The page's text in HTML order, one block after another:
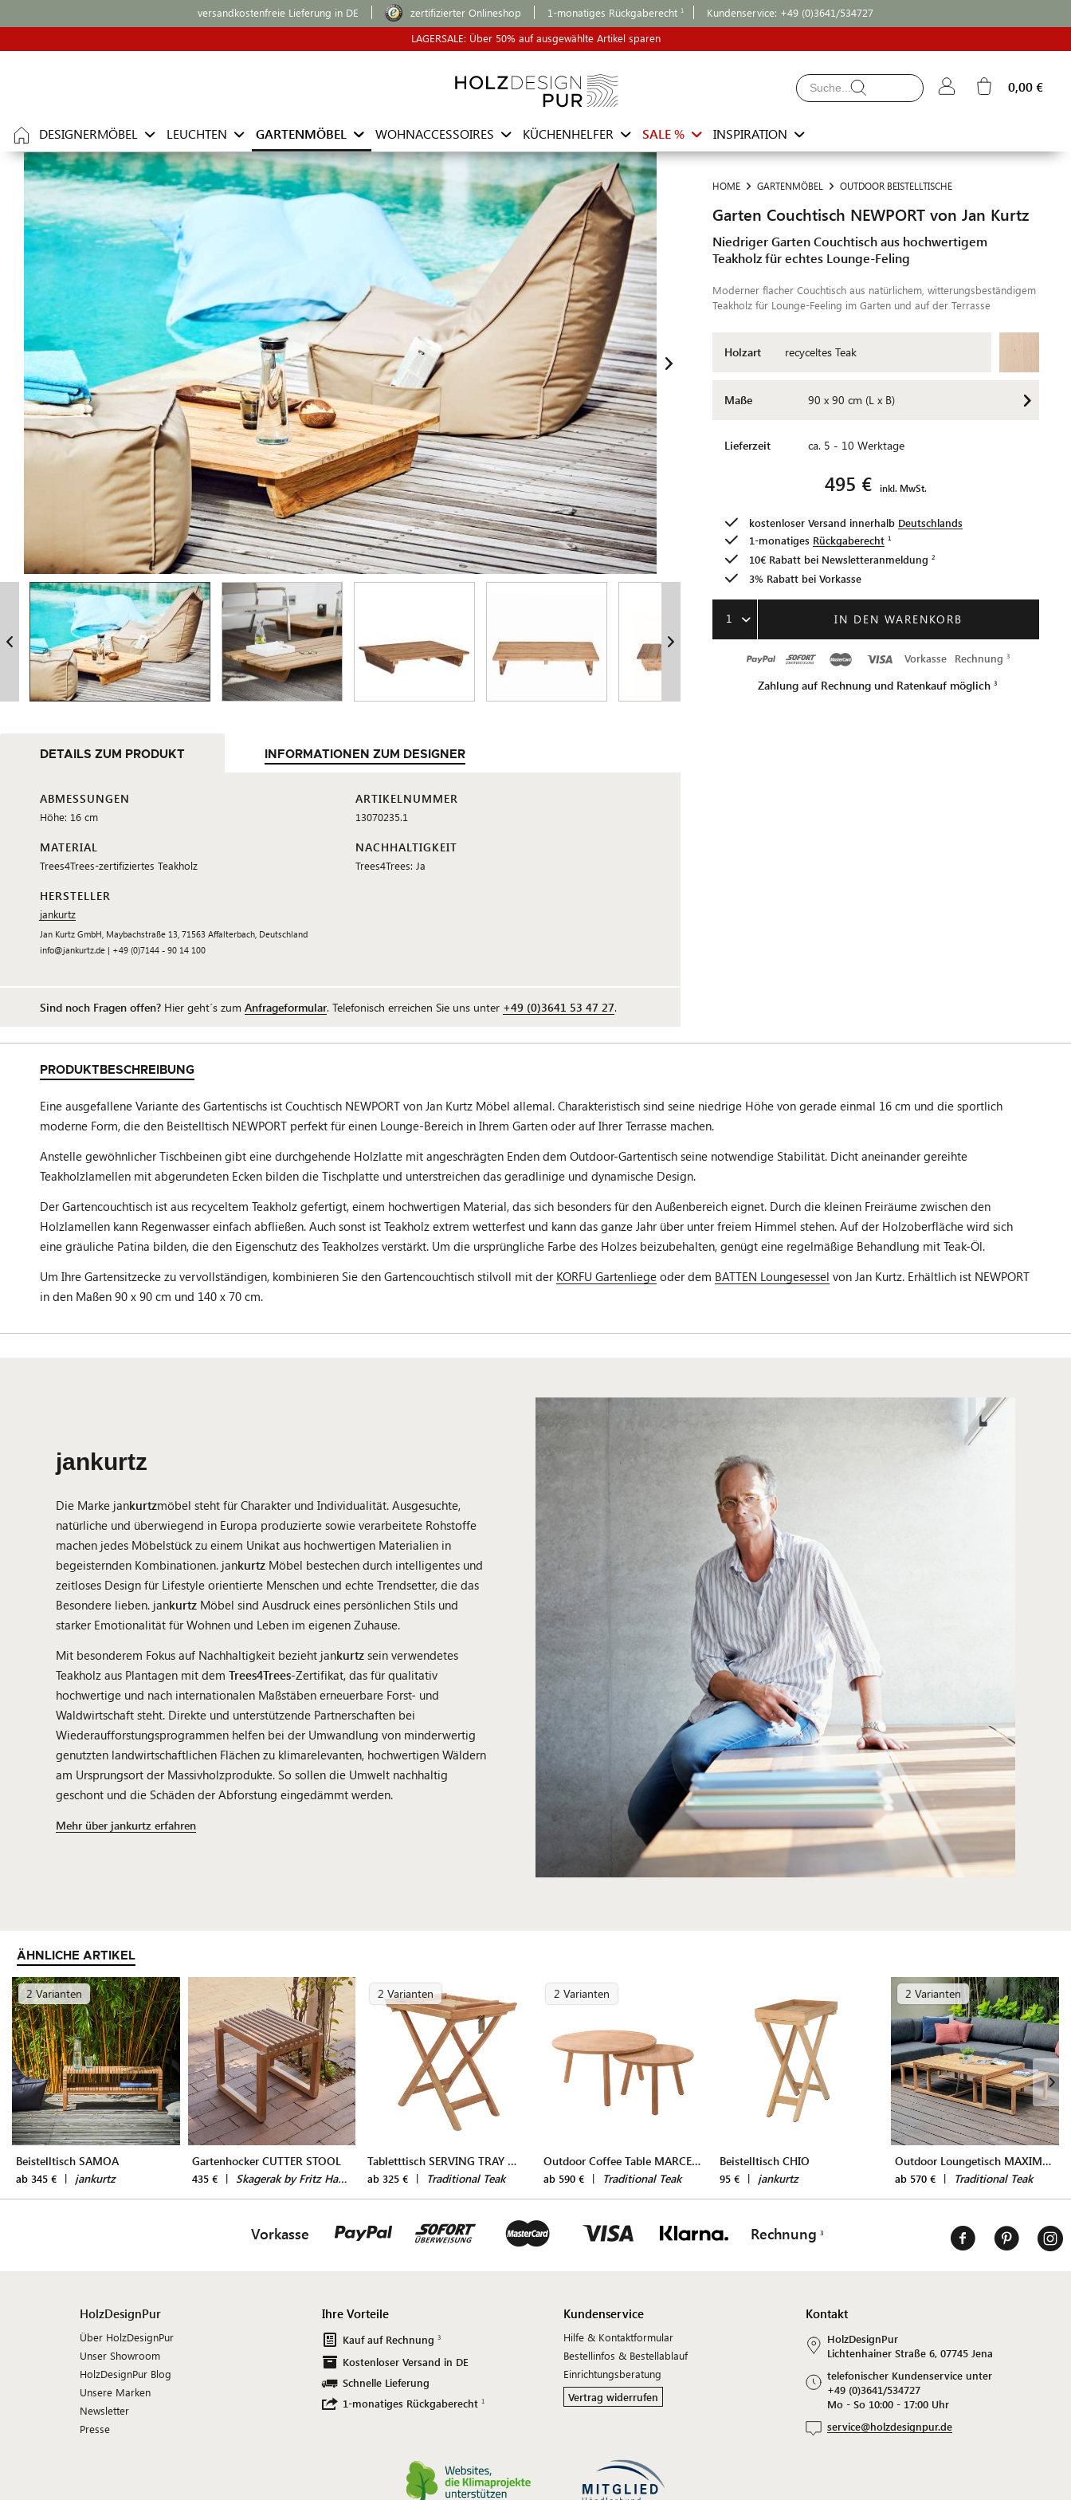
versandkostenfreie Lieferung in DE zertifizierter Onlineshop 1-monatiges Rückgaberecht Kundenservice: +49 (0)3641/534727
LAGERSALE: Über 50% auf ausgewählte Artikel sparen
0,00 €
DESIGNERMÖBEL LEUCHTEN GARTENMÖBEL WOHNACCESSOIRES KÜCHENHELFER SALE % INSPIRATION
HOME GARTENMÖBEL OUTDOOR BEISTELLTISCHE
Garten Couchtisch NEWPORT von Jan Kurtz
Niedriger Garten Couchtisch aus hochwertigem
Teakholz für echtes Lounge-Feling
Moderner flacher Couchtisch aus natürlichem, witterungsbeständigem
Teakholz für Lounge-Feeling im Garten und auf der Terrasse
Holzart recyceltes Teak
Maße 90 x 90 cm (L x B)
Lieferzeit ca. 5 - 10 Werktage
495 € inkl. MwSt.
kostenloser Versand innerhalb Deutschlands
1-monatiges Rückgaberecht
10€ Rabatt bei Newsletteranmeldung
3% Rabatt bei Vorkasse
1 IN DEN WARENKORB
Vorkasse Rechnung
Zahlung auf Rechnung und Ratenkauf möglich
DETAILS ZUM PRODUKT INFORMATIONEN ZUM DESIGNER
ABMESSUNGEN
Höhe: 16 cm
MATERIAL
Trees4Trees-zertifiziertes Teakholz
HERSTELLER
jankurtz
Jan Kurtz GmbH, Maybachstraße 13, 71563 Affalterbach, Deutschland
info@jankurtz.de | +49 (0)7144 - 90 14 100
ARTIKELNUMMER
13070235.1
NACHHALTIGKEIT
Trees4Trees: Ja
Sind noch Fragen offen? Hier geht´s zum Anfrageformular. Telefonisch erreichen Sie uns unter +49 (0)3641 53 47 27.
PRODUKTBESCHREIBUNG
Eine ausgefallene Variante des Gartentischs ist Couchtisch NEWPORT von Jan Kurtz Möbel allemal. Charakteristisch sind seine niedrige Höhe von gerade einmal 16 cm und die sportlich
moderne Form, die den Beistelltisch NEWPORT perfekt für einen Lounge-Bereich in Ihrem Garten oder auf Ihrer Terrasse machen.
Anstelle gewöhnlicher Tischbeinen gibt eine durchgehende Holzlatte mit angeschrägten Enden dem Outdoor-Gartentisch seine notwendige Stabilität. Dicht aneinander gereihte
Teakholzlamellen mit abgerundeten Ecken bilden die Tischplatte und unterstreichen das geradlinige und dynamische Design.
Der Gartencouchtisch ist aus recyceltem Teakholz gefertigt, einem hochwertigen Material, das sich besonders für den Außenbereich eignet. Durch die kleinen Freiräume zwischen den
Holzlamellen kann Regenwasser einfach abfließen. Auch sonst ist Teakholz extrem wetterfest und kann das ganze Jahr über unter freiem Himmel stehen. Auf der Holzoberfläche wird sich
eine gräuliche Patina bilden, die den Eigenschutz des Teakholzes verstärkt. Um die ursprüngliche Farbe des Holzes beizubehalten, genügt eine regelmäßige Behandlung mit Teak-Öl.
Um Ihre Gartensitzecke zu vervollständigen, kombinieren Sie den Gartencouchtisch stilvoll mit der KORFU Gartenliege oder dem BATTEN Loungesessel von Jan Kurtz. Erhältlich ist NEWPORT
in den Maßen 90 x 90 cm und 140 x 70 cm.
jankurtz
Die Marke jankurtzmöbel steht für Charakter und Individualität. Ausgesuchte,
natürliche und überwiegend in Europa produzierte sowie verarbeitete Rohstoffe
machen jedes Möbelstück zu einem Unikat aus hochwertigen Materialien in
begeisternden Kombinationen. jankurtz Möbel bestechen durch intelligentes und
zeitloses Design für Lifestyle orientierte Menschen und echte Trendsetter, die das
Besondere lieben. jankurtz Möbel sind Ausdruck eines persönlichen Stils und
starker Emotionalität für Wohnen und Leben im eigenen Zuhause.
Mit besonderem Fokus auf Nachhaltigkeit bezieht jankurtz sein verwendetes
Teakholz aus Plantagen mit dem Trees4Trees-Zertifikat, das für qualitativ
hochwertige und nach internationalen Maßstäben erneuerbare Forst- und
Waldwirtschaft steht. Direkte und unterstützende Partnerschaften bei
Wiederaufforstungsprogrammen helfen bei der Umwandlung von minderwertig
genutzten landwirtschaftlichen Flächen zu klimarelevanten, hochwertigen Wäldern
am Ursprungsort der Massivholzprodukte. So sollen die Umwelt nachhaltig
geschont und die Schäden der Abforstung eingedämmt werden.
Mehr über jankurtz erfahren
ÄHNLICHE ARTIKEL
2 Varianten
Beistelltisch SAMOA
ab 345 € | jankurtz
Gartenhocker CUTTER STOOL
435 € | Skagerak by Fritz Hansen
2 Varianten
Tabletttisch SERVING TRAY WITH TRAY STAND
ab 325 € | Traditional Teak
2 Varianten
Outdoor Coffee Table MARCELLA
ab 590 € | Traditional Teak
Beistelltisch CHIO
95 € | jankurtz
2 Varianten
Outdoor Loungetisch MAXIMA COFFEE TABLE
ab 570 € | Traditional Teak
Vorkasse Rechnung
HolzDesignPur
Über HolzDesignPur
Unser Showroom
HolzDesignPur Blog
Unsere Marken
Newsletter
Presse
Ihre Vorteile
Kauf auf Rechnung
Kostenloser Versand in DE
Schnelle Lieferung
1-monatiges Rückgaberecht
Kundenservice
Hilfe & Kontaktformular
Bestellinfos & Bestellablauf
Einrichtungsberatung
Vertrag widerrufen
Kontakt
HolzDesignPur
Lichtenhainer Straße 6, 07745 Jena
telefonischer Kundenservice unter
+49 (0)3641/534727
Mo - So 10:00 - 17:00 Uhr
service@holzdesignpur.de